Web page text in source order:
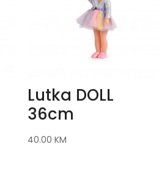
Lutka DOLL
36cm
40.00 KM